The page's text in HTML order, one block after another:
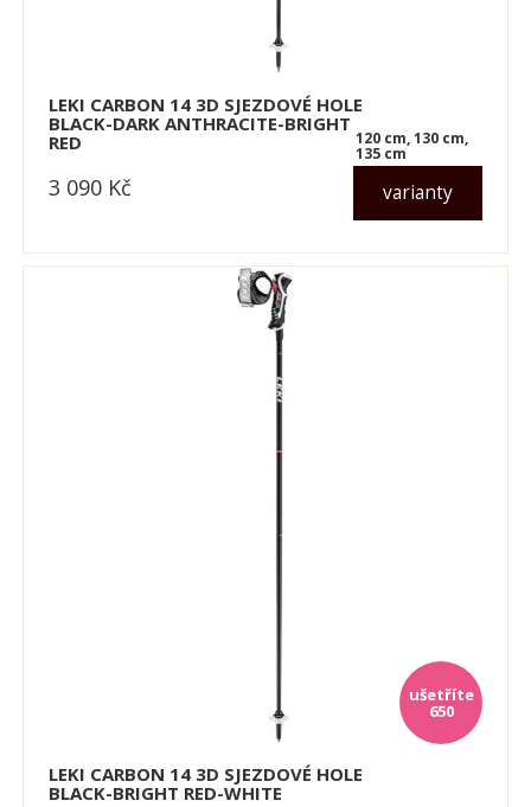
LEKI CARBON 14 3D SJEZDOVÉ HOLE
BLACK-DARK ANTHRACITE-BRIGHT
RED
varianty
120 cm, 130 cm,
135 cm
3 090 Kč
LEKI CARBON 14 3D SJEZDOVÉ HOLE
BLACK-BRIGHT RED-WHITE
650